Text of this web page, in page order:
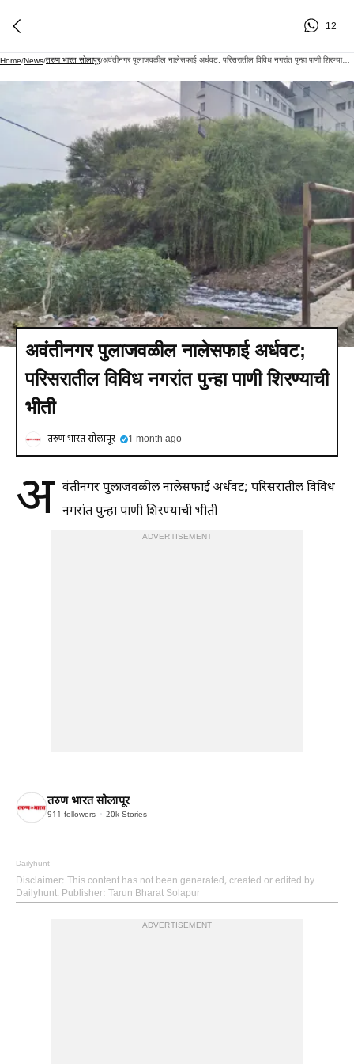
12
Home/News/तरुण भारत सोलापूर/ अवंतीनगर पुलाजवळील नालेसफाई अर्धवट; परिसरातील विविध नगरांत पुन्हा पाणी शिरण्याची भीती
अवंतीनगर पुलाजवळील नालेसफाई अर्धवट;
परिसरातील विविध नगरांत पुन्हा पाणी शिरण्याची
भीती
तरुण भारत सोलापूर 1 month ago
अ वंतीनगर पुलाजवळील नालेसफाई अर्धवट; परिसरातील विविध
नगरांत पुन्हा पाणी शिरण्याची भीती
ADVERTISEMENT
तरुण भारत सोलापूर
911 followers 20k Stories
Dailyhunt
Disclaimer: This content has not been generated, created or edited by
Dailyhunt. Publisher: Tarun Bharat Solapur
ADVERTISEMENT